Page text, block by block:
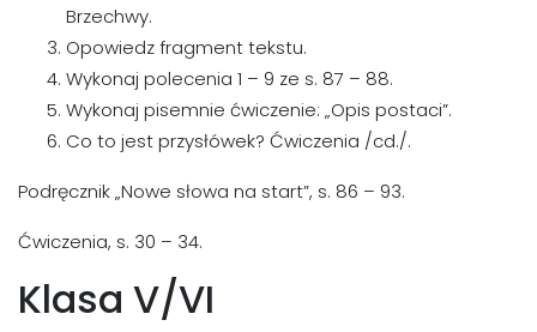
Brzechwy.
Opowiedz fragment tekstu.
Wykonaj polecenia 1 – 9 ze s. 87 – 88.
Wykonaj pisemnie ćwiczenie: „Opis postaci”.
Co to jest przysłówek? Ćwiczenia /cd./.
Podręcznik „Nowe słowa na start”, s. 86 – 93.
Ćwiczenia, s. 30 – 34.
Klasa V/VI